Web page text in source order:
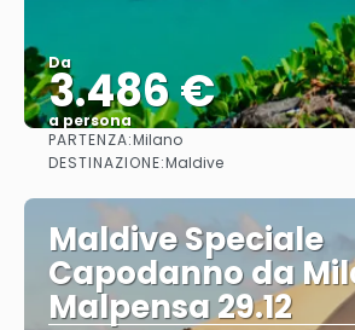
Da
3.486 €
a persona
PARTENZA:Milano
DESTINAZIONE:Maldive
Maldive Speciale
Capodanno da
Malpensa 29.12